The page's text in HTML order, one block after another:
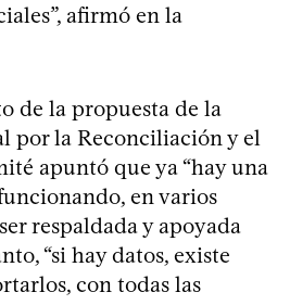
afirmó en la
de la propuesta de la
por la Reconciliación y el
apuntó que ya “hay una
en varios
respaldada y apoyada
“si hay datos, existe
con todas las